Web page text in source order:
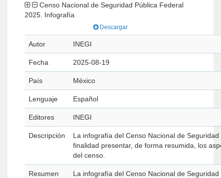
2025. Infografía
Descargar
Autor INEGI
Fecha 2025-08-19
País México
Lenguaje Español
Editores INEGI
Descripción
La infografía del Censo Nacional de
finalidad presentar, de forma resumida, los
del censo.
Resumen
La infografía del Censo Nacional de